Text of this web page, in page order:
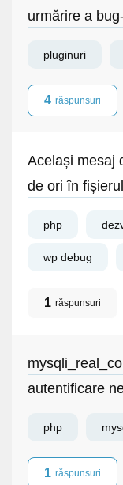
urmărire a
pluginuri
4 răspunsuri
Același mesaj
de ori în
php
wp debug
1 răspunsuri
autentificare
php
1 răspunsuri